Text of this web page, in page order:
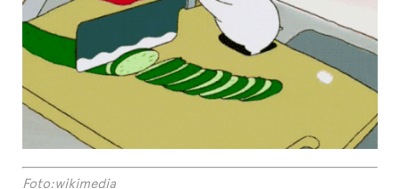
Foto:wikimedia